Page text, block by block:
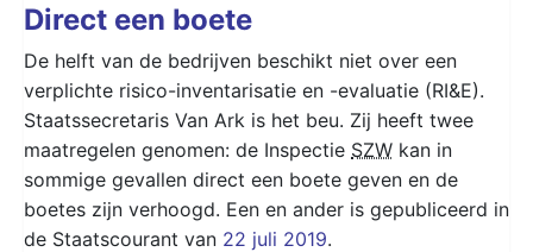
Direct een boete
De helft van de bedrijven beschikt niet over een
verplichte risico-inventarisatie en -evaluatie (RI&E).
Staatssecretaris Van Ark is het beu. Zij heeft twee
maatregelen genomen: de Inspectie SZW kan in
sommige gevallen direct een boete geven en de
boetes zijn verhoogd. Een en ander is gepubliceerd in
de Staatscourant van 22 juli 2019.